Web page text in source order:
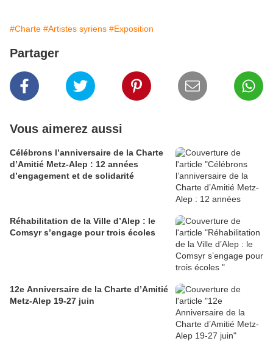
#Charte #Artistes syriens #Exposition
Partager
Vous aimerez aussi
Célébrons l’anniversaire de la Charte
d’Amitié Metz-Alep : 12 années
d’engagement et de solidarité
Réhabilitation de la Ville d’Alep : le
Comsyr s’engage pour trois écoles
12e Anniversaire de la Charte d’Amitié
Metz-Alep 19-27 juin